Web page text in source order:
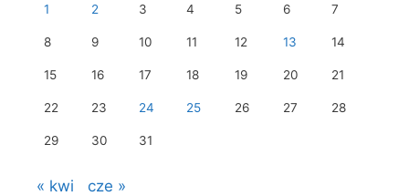
1 2 3 4 5 6 7
8 9 10 11 12 13 14
15 16 17 18 19 20 21
22 23 24 25 26 27 28
29 30 31
« kwi cze »